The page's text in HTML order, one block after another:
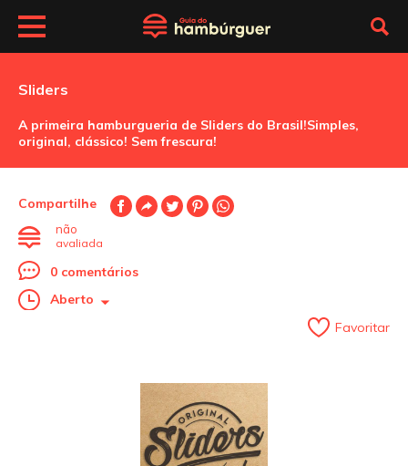
Sliders
A primeira hamburgueria de Sliders do Brasil!Simples,
original, clássico! Sem frescura!
Compartilhe
não
avaliada
0 comentários
Aberto
Favoritar